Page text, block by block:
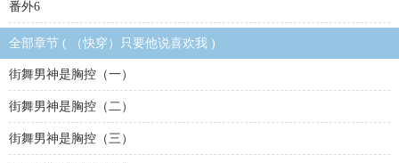
番外6
全部章节 ( （快穿）只要他说喜欢我 )
街舞男神是胸控（一）
街舞男神是胸控（二）
街舞男神是胸控（三）